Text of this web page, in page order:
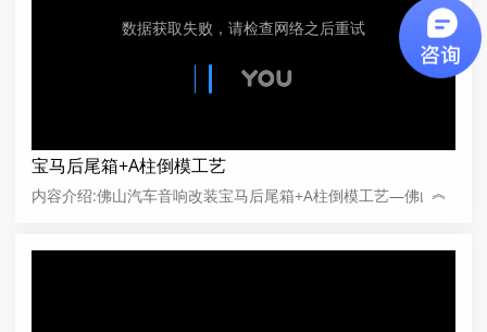
宝马后尾箱+A柱倒模工艺
内容介绍:佛山汽车音响改装宝马后尾箱+A柱倒模工艺—佛山全
︽